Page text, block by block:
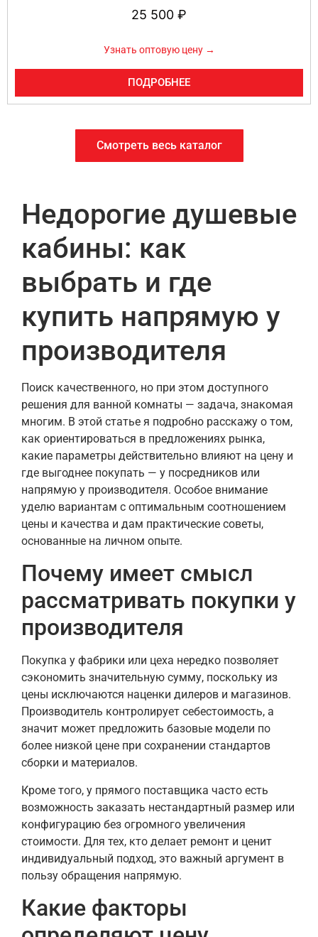
25 500 ₽
Узнать оптовую цену →
ПОДРОБНЕЕ
Смотреть весь каталог
Недорогие душевые
кабины: как
выбрать и где
купить напрямую у
производителя
Поиск качественного, но при этом доступного
решения для ванной комнаты — задача, знакомая
многим. В этой статье я подробно расскажу о том,
как ориентироваться в предложениях рынка,
какие параметры действительно влияют на цену и
где выгоднее покупать — у посредников или
напрямую у производителя. Особое внимание
уделю вариантам с оптимальным соотношением
цены и качества и дам практические советы,
основанные на личном опыте.
Почему имеет смысл
рассматривать покупки у
производителя
Покупка у фабрики или цеха нередко позволяет
сэкономить значительную сумму, поскольку из
цены исключаются наценки дилеров и магазинов.
Производитель контролирует себестоимость, а
значит может предложить базовые модели по
более низкой цене при сохранении стандартов
сборки и материалов.
Кроме того, у прямого поставщика часто есть
возможность заказать нестандартный размер или
конфигурацию без огромного увеличения
стоимости. Для тех, кто делает ремонт и ценит
индивидуальный подход, это важный аргумент в
пользу обращения напрямую.
Какие факторы